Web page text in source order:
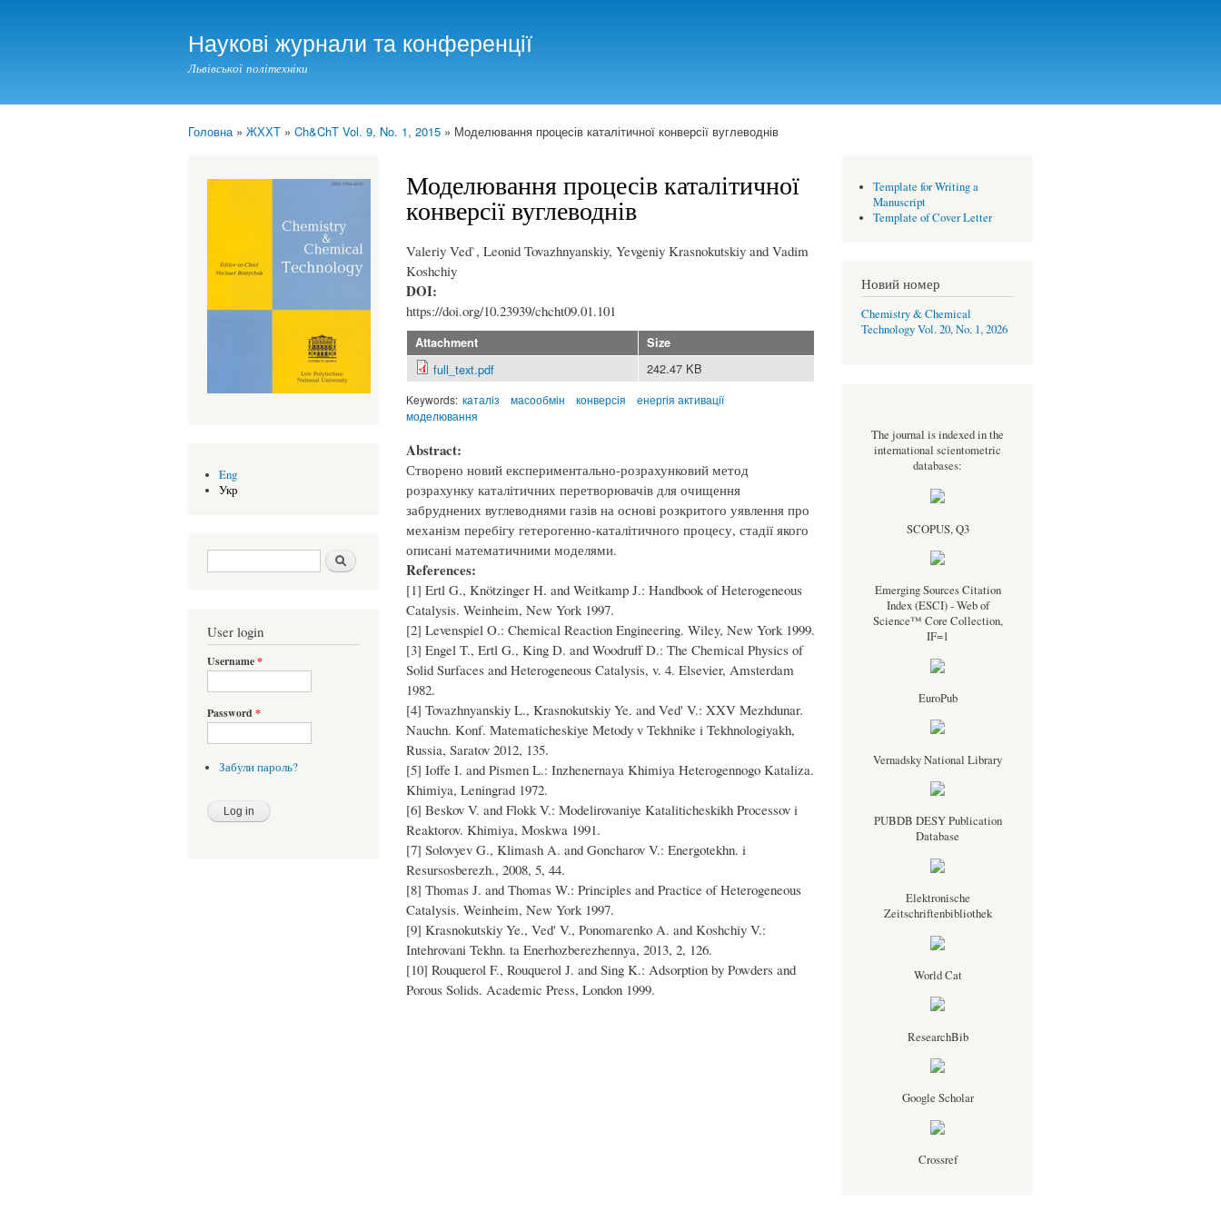
Наукові журнали та конференції
Львівської політехніки
Головна» ЖХХТ » Ch&ChT Vol. 9, No. 1, 2015 » Моделювання процесів каталітичної конверсії вуглеводнів
Eng
Укр
Search form Шукати
User login
Username*
Password *
Забули пароль?
Моделювання процесів каталітичної
конверсії вуглеводнів
Valeriy Ved`, Leonid Tovazhnyanskiy, Yevgeniy Krasnokutskiy and Vadim
Koshchiy
DOI:
https://doi.org/10.23939/chcht09.01.101
Attachment Size
full_text.pdf 242.47 KB
Keywords: каталіз масообмін конверсія
енергія активації
моделювання
Abstract:
Створено новий експериментально-розрахунковий метод
розрахунку каталітичних перетворювачів для очищення
забруднених вуглеводнями газів на основі розкритого уявлення про
механізм перебігу гетерогенно-каталітичного процесу, стадії якого
описані математичними моделями.
References:
[1] Ertl G., Knötzinger H. and Weitkamp J.: Handbook of Heterogeneous
Catalysis. Weinheim, New York 1997.
[2] Levenspiel O.: Chemical Reaction Engineering. Wiley, New York 1999.
[3] Engel T., Ertl G., King D. and Woodruff D.: The Chemical Physics of
Solid Surfaces and Heterogeneous Catalysis, v. 4. Elsevier, Amsterdam
1982.
[4] Tovazhnyanskiy L., Krasnokutskiy Ye. and Ved' V.: XXV Mezhdunar.
Nauchn. Konf. Matematicheskiye Metody v Tekhnike i Tekhnologiyakh,
Russia, Saratov 2012, 135.
[5] Ioffe I. and Pismen L.: Inzhenernaya Khimiya Heterogennogo Kataliza.
Khimiya, Leningrad 1972.
[6] Beskov V. and Flokk V.: Modelirovaniye Kataliticheskikh Processov i
Reaktorov. Khimiya, Moskwa 1991.
[7] Solovyev G., Klimash A. and Goncharov V.: Energotekhn. i
Resursosberezh., 2008, 5, 44.
[8] Thomas J. and Thomas W.: Principles and Practice of Heterogeneous
Catalysis. Weinheim, New York 1997.
[9] Krasnokutskiy Ye., Ved' V., Ponomarenko A. and Koshchiy V.:
Intehrovani Tekhn. ta Enerhozberezhennya, 2013, 2, 126.
[10] Rouquerol F., Rouquerol J. and Sing K.: Adsorption by Powders and
Porous Solids. Academic Press, London 1999.
Template for Writing a
Manuscript
Template of Cover Letter
Новий номер
Chemistry & Chemical
Technology Vol. 20, No. 1, 2026
The journal is indexed in the
international scientometric
databases:
SCOPUS, Q3
Emerging Sources Citation
Index (ESCI) - Web of
Science™ Core Collection,
IF=1
EuroPub
Vernadsky National Library
PUBDB DESY Publication
Database
Elektronische
Zeitschriftenbibliothek
World Cat
ResearchBib
Google Scholar
Crossref